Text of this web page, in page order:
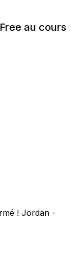
au cours
! Jordan -